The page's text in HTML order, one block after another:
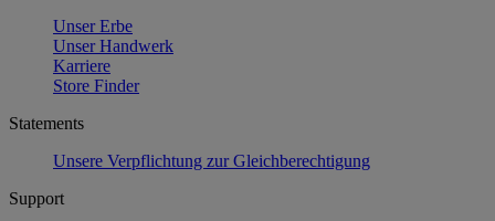
Unser Erbe
Unser Handwerk
Karriere
Store Finder
Statements
Unsere Verpflichtung zur Gleichberechtigung
Support